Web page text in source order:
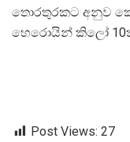
තොරතුරකට අනුව
හෙරොයින් කිලෝ
Post Views: 27